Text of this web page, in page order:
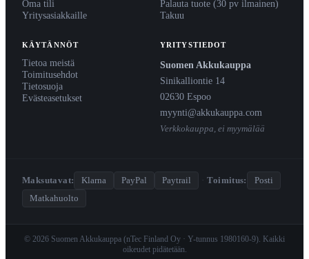
Oma tili
Yritysasiakkaille
Palauta tuote (30 pv ilmainen)
Takuu
KÄYTÄNNÖT
Tietoa meistä
Toimitusehdot
Tietosuoja
Evästeasetukset
YRITYSTIEDOT
Suomen Akkukauppa
Sinikalliontie 14
02630 Espoo
myynti@akkukauppa.com
Verkkokauppa, ei myymälää
Maksutavat: Klarna PayPal Paytrail · Toimitus:
Posti
Matkahuolto
© 2026 Suomen Akkukauppa (nTec Finland Oy · Y-tunnus 1980160-9). Kaikki
oikeudet pidätetään.